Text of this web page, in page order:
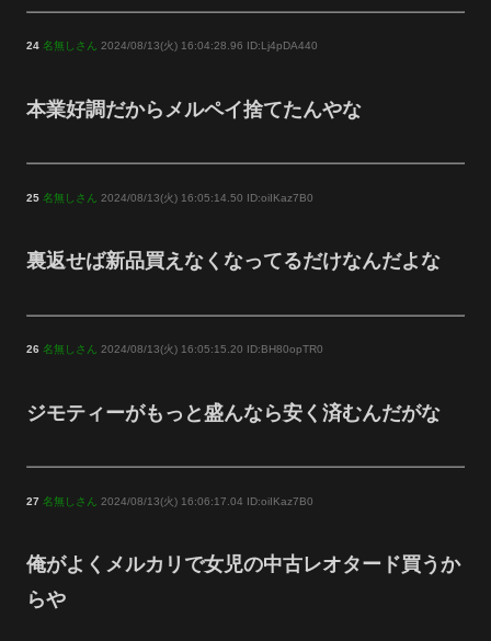
24 名無しさん 2024/08/13(火) 16:04:28.96 ID:Lj4pDA440
本業好調だからメルペイ捨てたんやな
25 名無しさん 2024/08/13(火) 16:05:14.50 ID:oiIKaz7B0
裏返せば新品買えなくなってるだけなんだよな
26 名無しさん 2024/08/13(火) 16:05:15.20 ID:BH80opTR0
ジモティーがもっと盛んなら安く済むんだがな
27 名無しさん 2024/08/13(火) 16:06:17.04 ID:oiIKaz7B0
俺がよくメルカリで女児の中古レオタード買うか
らや